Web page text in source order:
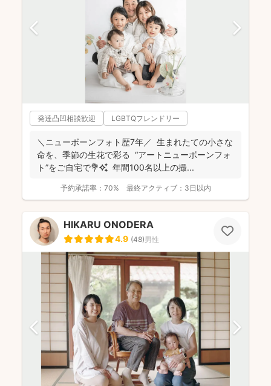
発達凸凹相談歓迎 LGBTQフレンドリー
＼ニューボーンフォト歴7年／ 生まれたての小さな
命を、季節の生花で彩る “アートニューボーンフォ
ト”をご自宅で💐✨ 年間100名以上の撮...
予約承諾率： 70% 最終アクティブ： 3日以内
HIKARU ONODERA
4.9 (48)男性